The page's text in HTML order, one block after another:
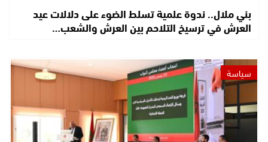
بني ملال.. ندوة علمية تسلط الضوء على دلالات عيد
العرش في ترسيخ التلاحم بين العرش والشعب…
سياسة